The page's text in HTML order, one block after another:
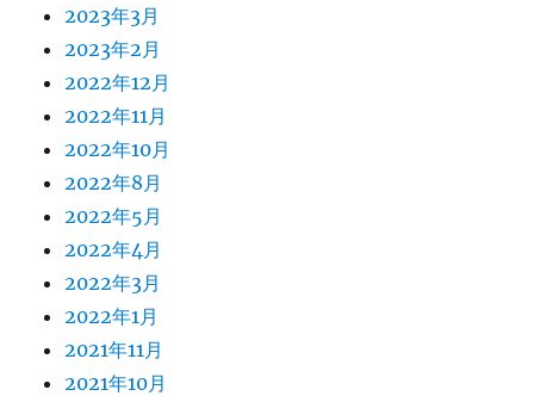
2023年3月
2023年2月
2022年12月
2022年11月
2022年10月
2022年8月
2022年5月
2022年4月
2022年3月
2022年1月
2021年11月
2021年10月